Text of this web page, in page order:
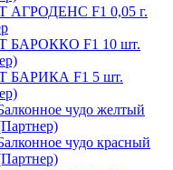
F1 0,05 г.
БАРОККО F1 10 шт.
БАРИКА F1 5 шт.
чудо желтый
чудо красный